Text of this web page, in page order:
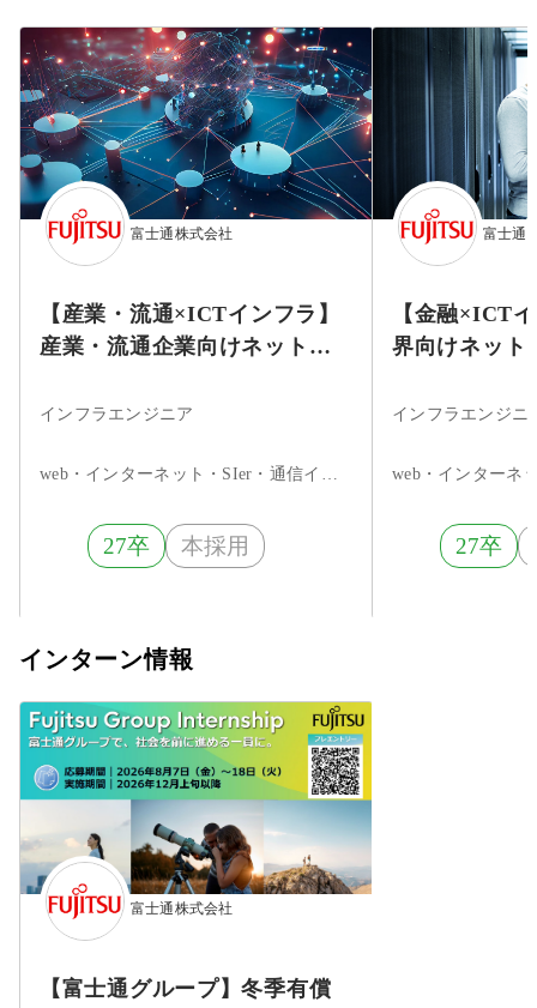
富士通株式会社
【産業・流通×ICTインフラ】
産業・流通企業向けネットワ
ア（富士通ネットワークソリ
インフラエンジニア
web・インターネット・SIer・通信インフラ
27卒 本採用
富士通
【金融×ICT
界向けネット
ットワークソ
27卒
インターン情報
富士通株式会社
【富士通グループ】冬季有償